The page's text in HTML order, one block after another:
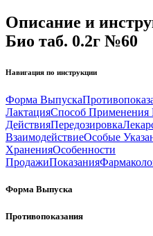
Описание и
Био таб. 0.2г №60
Навигация по инструкции
Форма Выпуска
ЛактацияСпособ
ДействияПередозировка
ВзаимодействиеОсобые
ХраненияОсобенности
ПродажиПоказания
Форма Выпуска
Противопоказания